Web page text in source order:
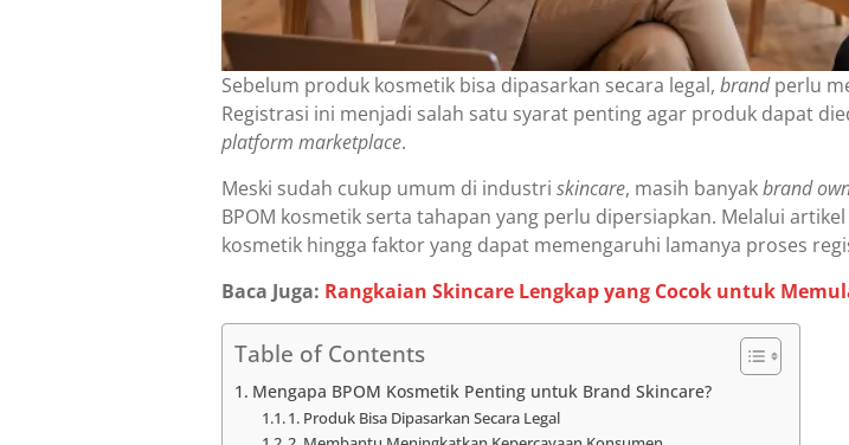
Sebelum produk kosmetik bisa dipasarkan secara legal, brandperlu
Registrasi ini menjadi salah satu syarat penting agar produk dapat
platform marketplace.
Meski sudah cukup umum di industri skincare, masih banyakbrand
BPOM kosmetik serta tahapan yang perlu dipersiapkan. Melalui
kosmetik hingga faktor yang dapat memengaruhi lamanya proses
Baca Juga: Rangkaian Skincare Lengkap yang Cocok untuk
Table of Contents
Mengapa BPOM Kosmetik Penting untuk Brand Skincare?
1. Produk Bisa Dipasarkan Secara Legal